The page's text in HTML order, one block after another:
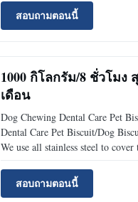
สอบถามตอนนี้
1000 กิโลกรัม/8 ชั่วโมง
เดือน
Dog Chewing Dental Care Pet
Dental Care Pet Biscuit/Dog
We use all stainless steel to
สอบถามตอนนี้